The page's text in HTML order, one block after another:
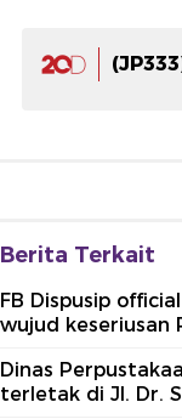
Berita Terkait
FB Dispusip
wujud keseriusan
Dinas
terletak di Jl. Dr.